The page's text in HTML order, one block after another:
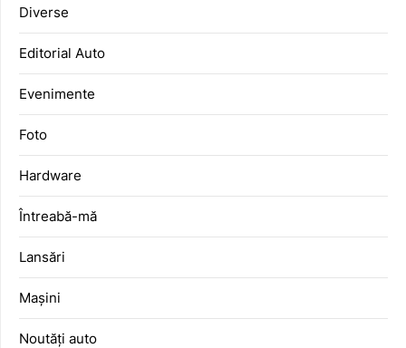
Diverse
Editorial Auto
Evenimente
Foto
Hardware
Întreabă-mă
Lansări
Mașini
Noutăți auto